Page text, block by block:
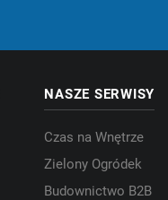
NASZE SERWISY
Czas na Wnętrze
Zielony Ogródek
Budownictwo B2B